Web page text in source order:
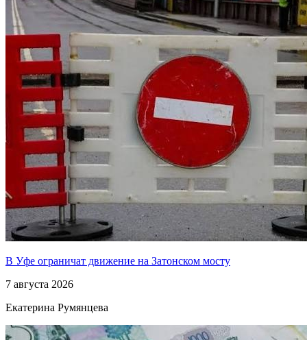
В Уфе ограничат движение на Затонском мосту
7 августа 2026
Екатерина Румянцева